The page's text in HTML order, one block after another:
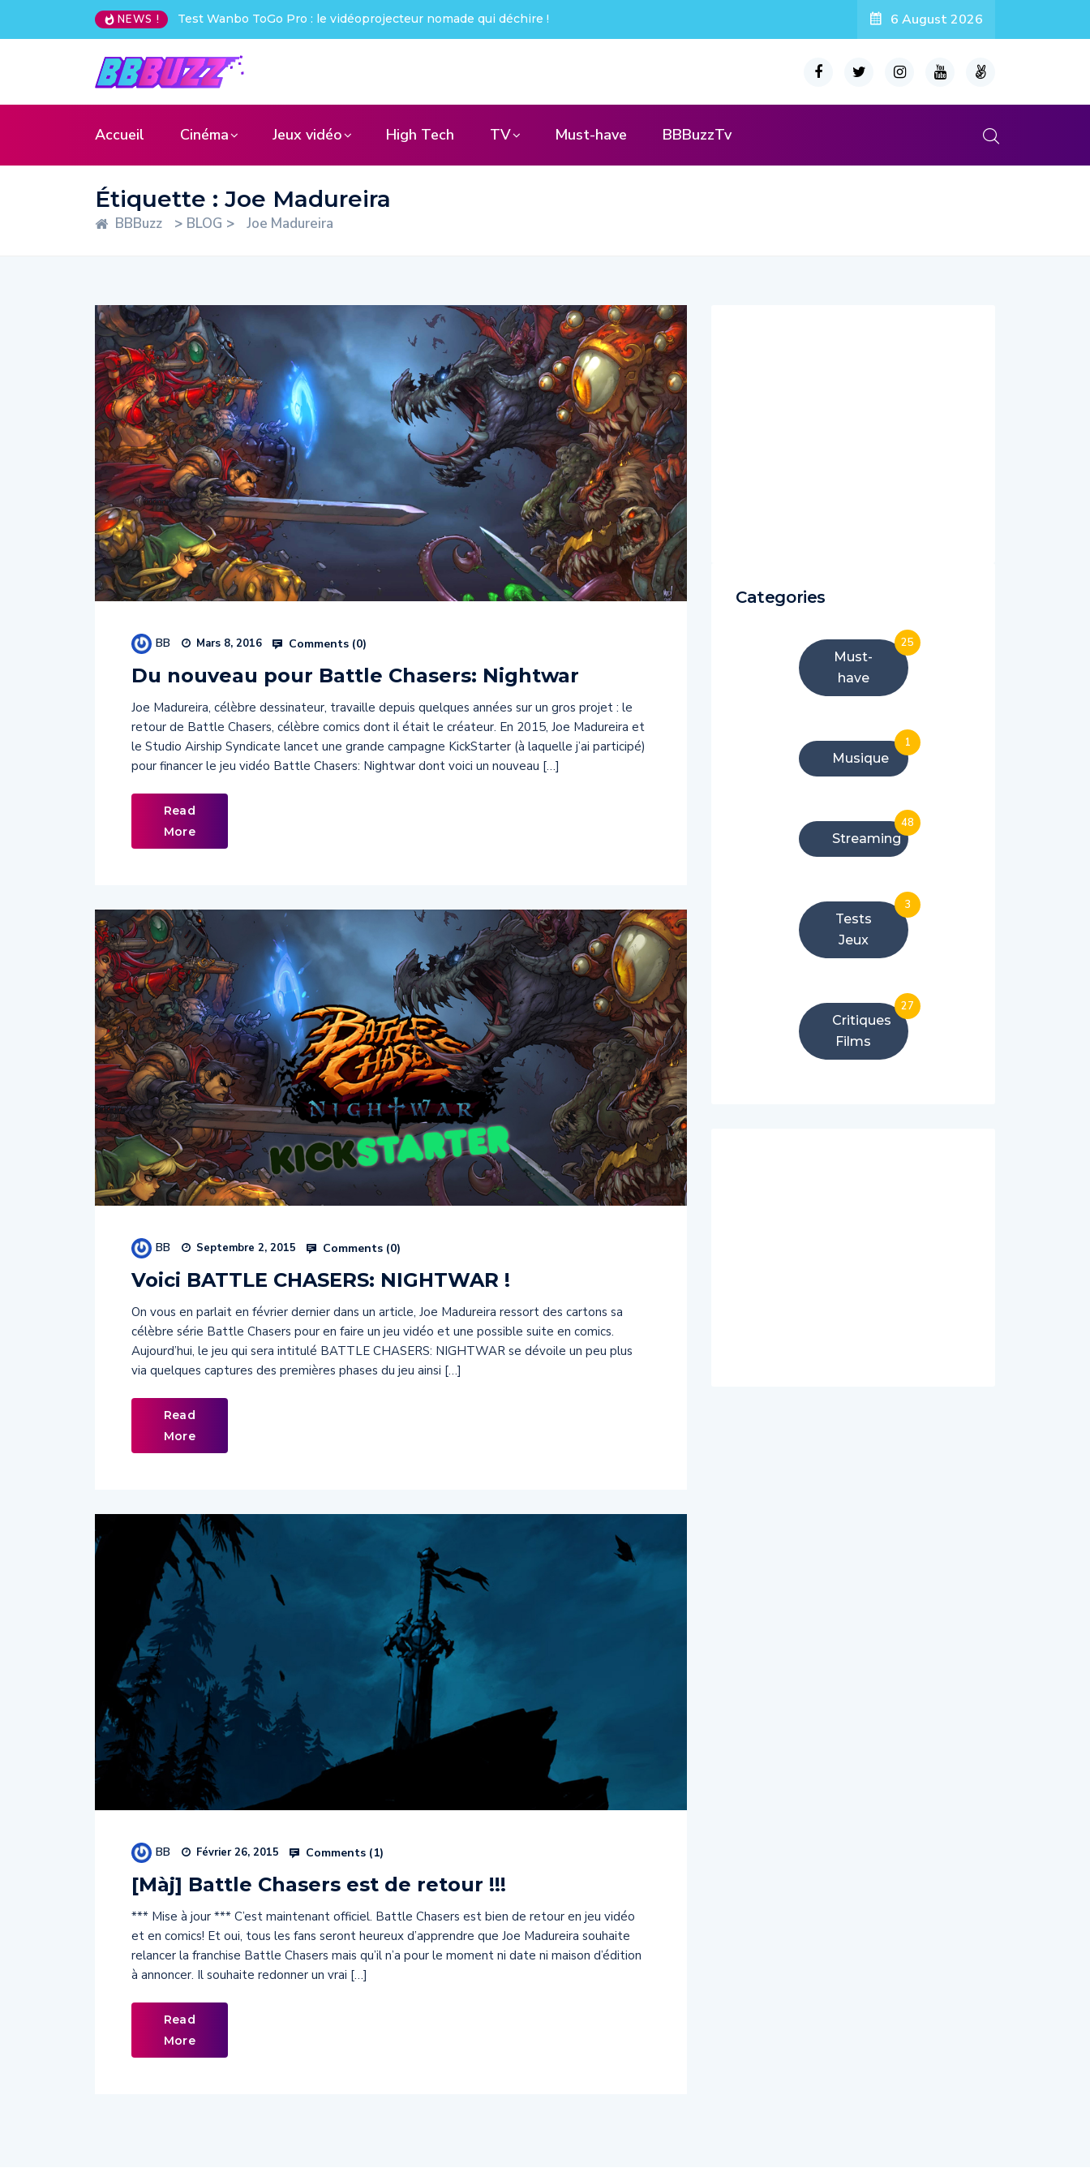
NEWS !
Pro : le vidéoprojecteur nomade qui déchire ! Creative Pebble X : j’ai été choqué ! 6 August 2026
Accueil Cinéma Jeux vidéo High Tech TV Must-have BBBuzzTv
Étiquette : Joe Madureira
BBBuzz > BLOG > Joe Madureira
BB Mars 8, 2016 Comments (0)
Du nouveau pour Battle Chasers: Nightwar
Joe Madureira, célèbre dessinateur, travaille depuis quelques années sur un gros projet : le
retour de Battle Chasers, célèbre comics dont il était le créateur. En 2015, Joe Madureira et
le Studio Airship Syndicate lancet une grande campagne KickStarter (à laquelle j’ai participé)
pour financer le jeu vidéo Battle Chasers: Nightwar dont voici un nouveau […]
Read
More
BB Septembre 2, 2015 Comments (0)
Voici BATTLE CHASERS: NIGHTWAR !
On vous en parlait en février dernier dans un article, Joe Madureira ressort des cartons sa
célèbre série Battle Chasers pour en faire un jeu vidéo et une possible suite en comics.
Aujourd’hui, le jeu qui sera intitulé BATTLE CHASERS: NIGHTWAR se dévoile un peu plus
via quelques captures des premières phases du jeu ainsi […]
Read
More
BB Février 26, 2015 Comments (1)
[Màj] Battle Chasers est de retour !!!
*** Mise à jour *** C’est maintenant officiel. Battle Chasers est bien de retour en jeu vidéo
et en comics! Et oui, tous les fans seront heureux d’apprendre que Joe Madureira souhaite
relancer la franchise Battle Chasers mais qu’il n’a pour le moment ni date ni maison d’édition
à annoncer. Il souhaite redonner un vrai […]
Read
More
Categories
Must-
have
25
Musique
1
Streaming
48
Tests
Jeux
3
Critiques
Films
27